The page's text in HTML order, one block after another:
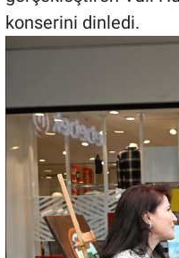
konserini dinledi.